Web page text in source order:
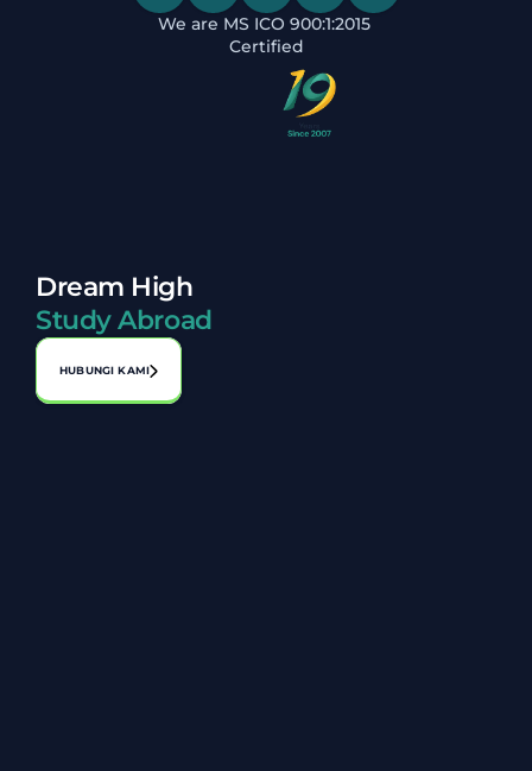
We are MS ICO 900:1:2015
Certified
Dream High
Study Abroad
HUBUNGI KAMI